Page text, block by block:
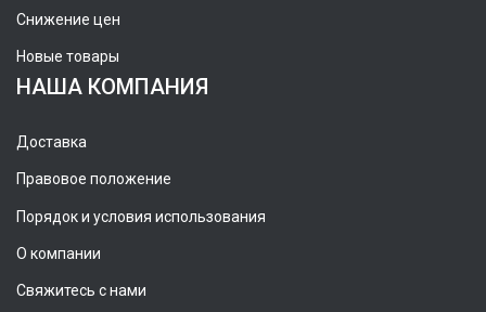
Снижение цен
Новые товары
НАША КОМПАНИЯ
Доставка
Правовое положение
Порядок и условия использования
О компании
Свяжитесь с нами